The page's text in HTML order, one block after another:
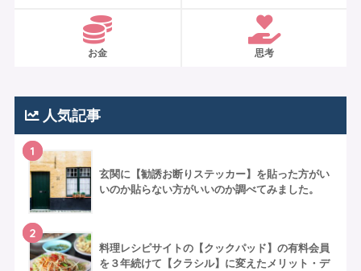
お金 思考
人気記事
1
玄関に【勧誘お断りステッカー】を貼った方がい
いのか貼らない方がいいのか調べてみました。
2
料理レシピサイトの【クックパッド】の有料会員
を３年続けて【クラシル】に変えたメリット・デ